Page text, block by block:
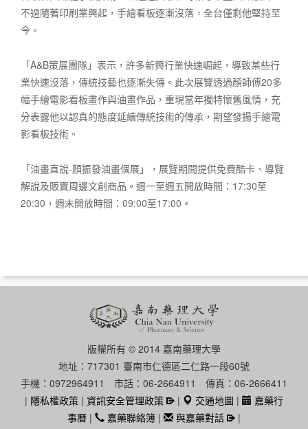
不過隨著印刷業興起，手繪看板逐漸沒落，全台僅剩他堅持至
今。
「A&B策展團隊」表示，許多新興行業快速崛起，導致某些行
業快速沒落，傳統技藝也逐漸失傳。此次展覽透過顏師傅20多
幅手繪電影看板畫作與油畫作品，重現當年獨特懷舊風情，充
分表露他以認真的態度延續傳統技術的傳承，期望發揚手繪電
影看板技術。
「油畫直說-顏振發油畫個展」，展覽期間提供免費酷卡、導覽
解說及販賣周邊文創商品。週一至週五開放時間：17:30至
20:30，週末開放時間：09:00至17:00。
版權所有 © 2014 嘉南藥理大學
地址：717301 臺南市仁德區二仁路一段60號
手機：0972964911 市話：06-2664911 傳真：06-2666411
| 隱私權政策 | 資訊安全管理政策 | 交通地圖 |
嘉藥行
事曆 | 嘉藥聯絡簿 | 與嘉藥對話 |